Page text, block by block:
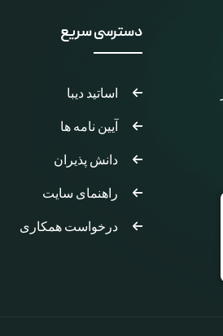
دسترسی سریع
اساتید دیبا
آیین نامه ها
دانش پذیران
راهنمای سایت
درخواست همکاری